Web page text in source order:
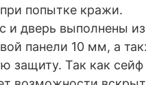
попытке кражи.
и дверь выполнены
панели 10 мм, а
защиту. Так как